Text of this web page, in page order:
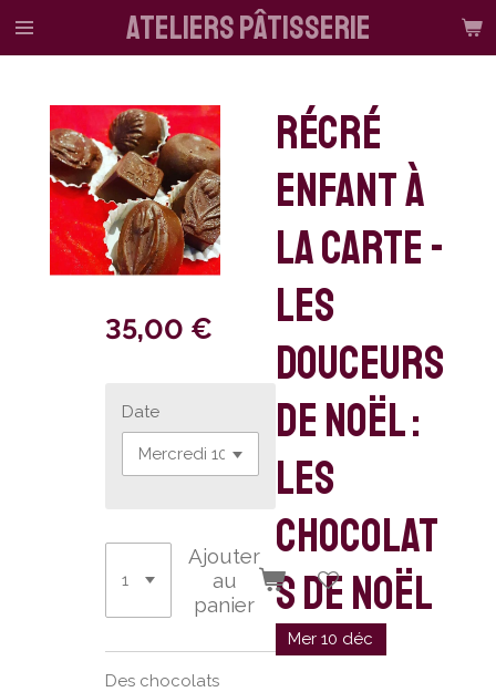
Passer
ateliers pâtisserie
Récré
enfant à
la carte -
Les
douceurs
de Noël :
les
chocolat
s de Noël
Mer 10 déc
35,00 €
Date
Ajouter
au
panier
Des chocolats